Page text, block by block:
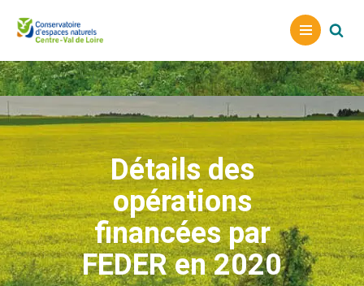
l
l
r
u
o
n
t
e
n
Détails des
opérations
financées par
FEDER en 2020